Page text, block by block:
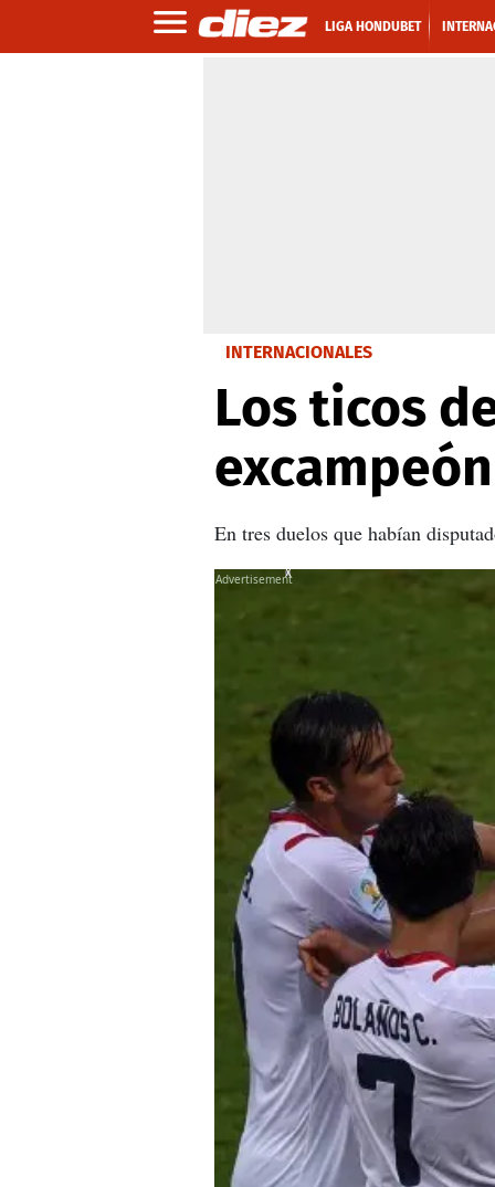
LIGA HONDUBET
INTERNACIONALES
Los ticos
En tres duelos que habían
X